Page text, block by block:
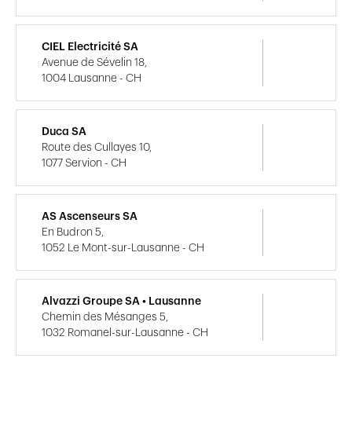
CIEL Electricité SA
Avenue de Sévelin 18,
1004 Lausanne - CH
Duca SA
Route des Cullayes 10,
1077 Servion - CH
AS Ascenseurs SA
En Budron 5,
1052 Le Mont-sur-Lausanne - CH
Alvazzi Groupe SA • Lausanne
Chemin des Mésanges 5,
1032 Romanel-sur-Lausanne - CH